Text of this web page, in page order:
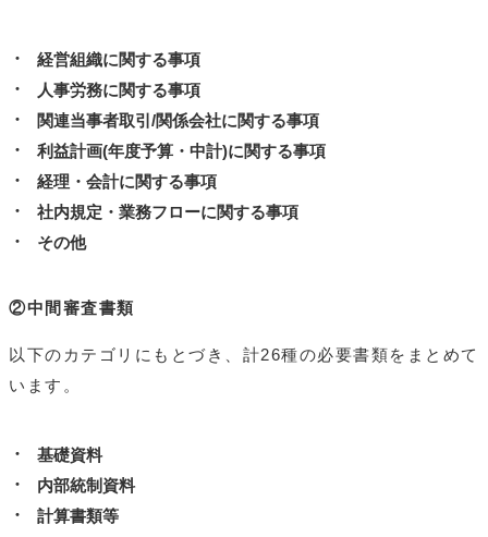
経営組織に関する事項
人事労務に関する事項
関連当事者取引/関係会社に関する事項
利益計画(年度予算・中計)に関する事項
経理・会計に関する事項
社内規定・業務フローに関する事項
その他
②中間審査書類
以下のカテゴリにもとづき、計26種の必要書類をまとめて
います。
基礎資料
内部統制資料
計算書類等